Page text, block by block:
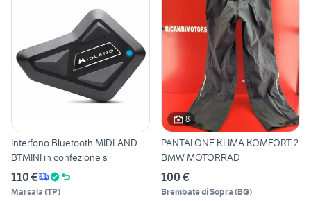
Interfono Bluetooth MIDLAND
BTMINI in confezione s
110 €
Marsala (TP)
8
PANTALONE KLIMA KOMFORT 2
BMW MOTORRAD
100 €
Brembate di Sopra (BG)